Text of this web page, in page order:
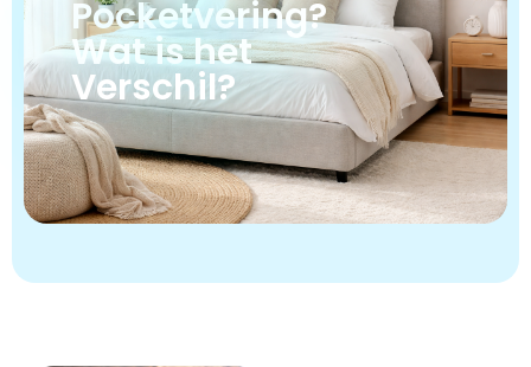
Pocketvering?
Wat is het
Verschil?